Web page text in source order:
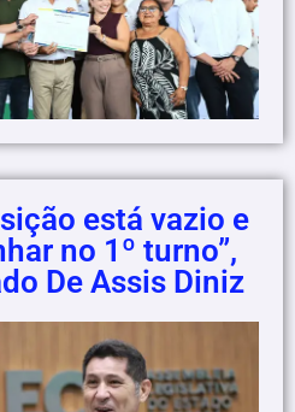
está vazio e
no 1º turno”,
De Assis Diniz